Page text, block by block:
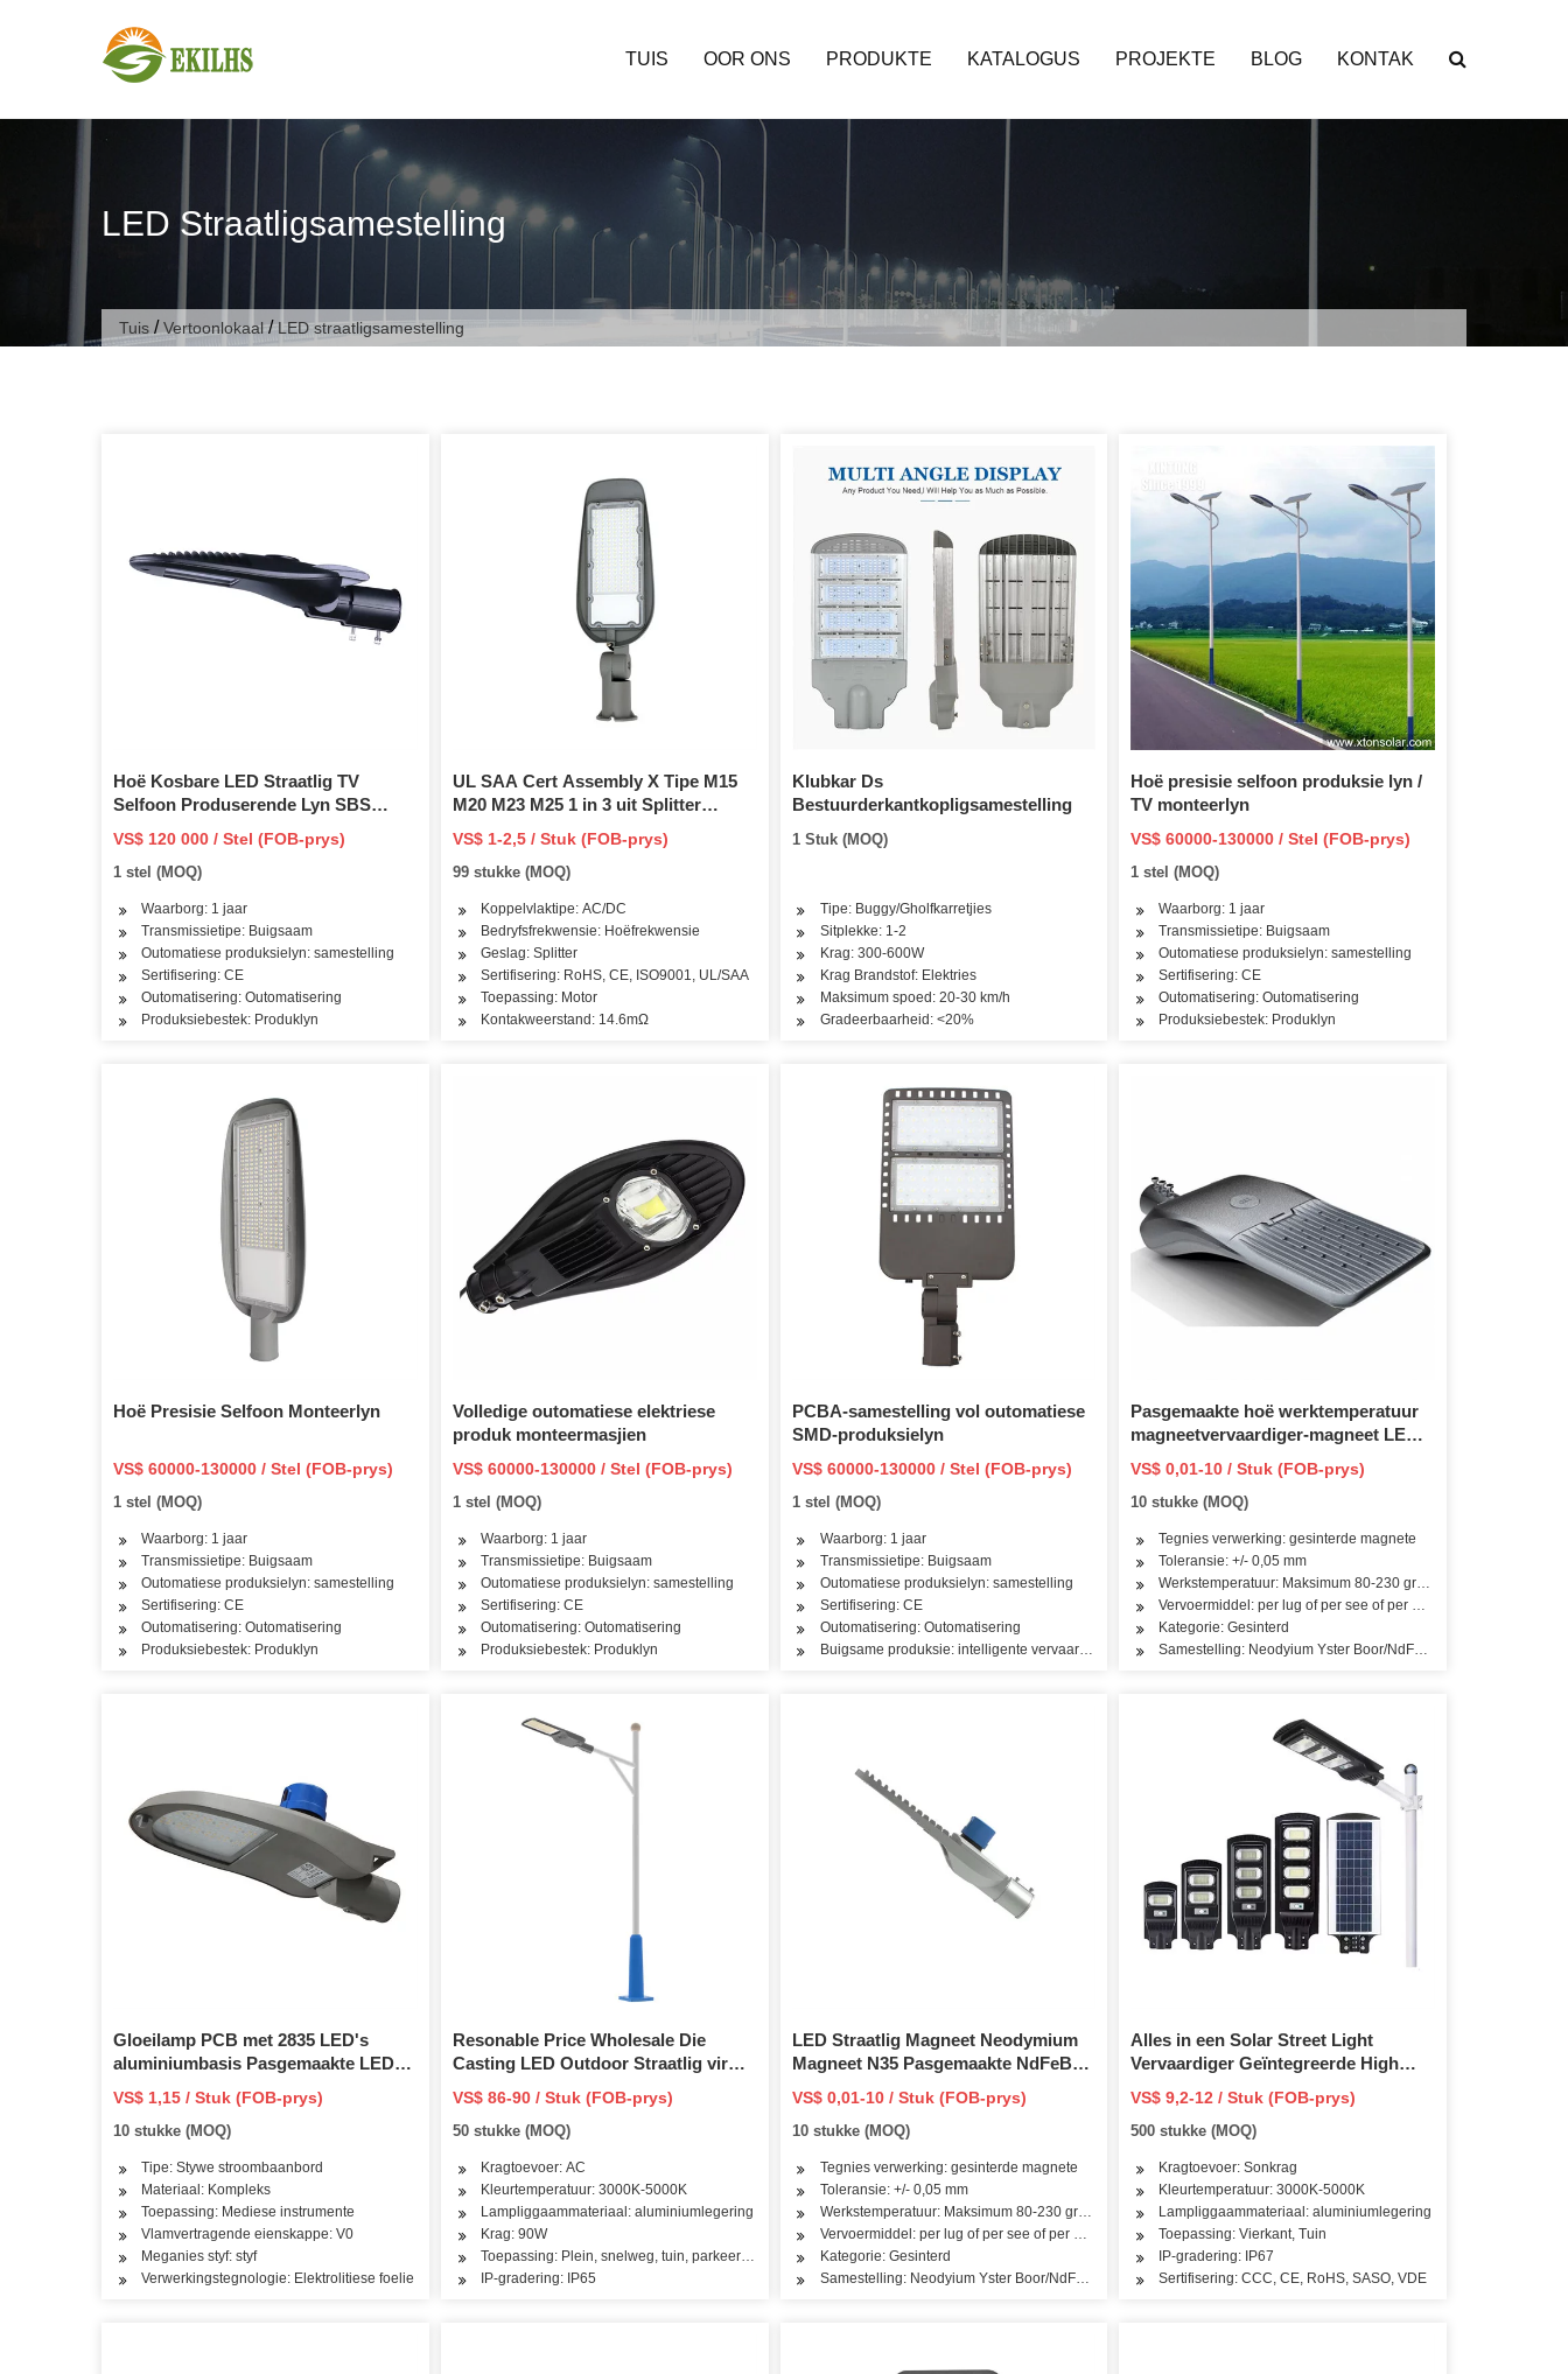
TUIS OOR ONS PRODUKTE KATALOGUS PROJEKTE BLOG KONTAK
LED Straatligsamestelling
Tuis /Vertoonlokaal/LED straatligsamestelling
Hoë Kosbare LED Straatlig TV
Selfoon Produserende Lyn SBS
Vervaardiging Masjinerie
Samestelling Bron Outomatiese Vol
gloeilamp vir en masjien
VS$ 120 000 / Stel (FOB-prys)
1 stel (MOQ)
Waarborg: 1 jaar
Transmissietipe: Buigsaam
Outomatiese produksielyn: samestelling
Sertifisering: CE
Outomatisering: Outomatisering
Produksiebestek: Produklyn
UL SAA Cert Assembly X Tipe M15
M20 M23 M25 1 in 3 uit Splitter
Kragkabel Waterdigte Connector
2/3/4 Pen vir Buite Tunnel Lig
Kragadapter Connector
VS$ 1-2,5 / Stuk (FOB-prys)
99 stukke (MOQ)
Koppelvlaktipe: AC/DC
Bedryfsfrekwensie: Hoëfrekwensie
Geslag: Splitter
Sertifisering: RoHS, CE, ISO9001, UL/SAA
Toepassing: Motor
Kontakweerstand: 14.6mΩ
Klubkar Ds
Bestuurderkantkopligsamestelling
1 Stuk (MOQ)
Tipe: Buggy/Gholfkarretjies
Sitplekke: 1-2
Krag: 300-600W
Krag Brandstof: Elektries
Maksimum spoed: 20-30 km/h
Gradeerbaarheid: <20%
Hoë presisie selfoon produksie lyn /
TV monteerlyn
VS$ 60000-130000 / Stel (FOB-prys)
1 stel (MOQ)
Waarborg: 1 jaar
Transmissietipe: Buigsaam
Outomatiese produksielyn: samestelling
Sertifisering: CE
Outomatisering: Outomatisering
Produksiebestek: Produklyn
Hoë Presisie Selfoon Monteerlyn
VS$ 60000-130000 / Stel (FOB-prys)
1 stel (MOQ)
Waarborg: 1 jaar
Transmissietipe: Buigsaam
Outomatiese produksielyn: samestelling
Sertifisering: CE
Outomatisering: Outomatisering
Produksiebestek: Produklyn
Volledige outomatiese elektriese
produk monteermasjien
VS$ 60000-130000 / Stel (FOB-prys)
1 stel (MOQ)
Waarborg: 1 jaar
Transmissietipe: Buigsaam
Outomatiese produksielyn: samestelling
Sertifisering: CE
Outomatisering: Outomatisering
Produksiebestek: Produklyn
PCBA-samestelling vol outomatiese
SMD-produksielyn
VS$ 60000-130000 / Stel (FOB-prys)
1 stel (MOQ)
Waarborg: 1 jaar
Transmissietipe: Buigsaam
Outomatiese produksielyn: samestelling
Sertifisering: CE
Outomatisering: Outomatisering
Buigsame produksie: intelligente vervaardiging
Pasgemaakte hoë werktemperatuur
magneetvervaardiger-magneet LED-
straatlig gebruik
VS$ 0,01-10 / Stuk (FOB-prys)
10 stukke (MOQ)
Tegnies verwerking: gesinterde magnete
Toleransie: +/- 0,05 mm
Werkstemperatuur: Maksimum 80-230 grade Celsius
Vervoermiddel: per lug of per see of per Express
Kategorie: Gesinterd
Samestelling: Neodyium Yster Boor/NdFeB Magneet
Gloeilamp PCB met 2835 LED's
aluminiumbasis Pasgemaakte LED
PCB-bord vir straatlig
VS$ 1,15 / Stuk (FOB-prys)
10 stukke (MOQ)
Tipe: Stywe stroombaanbord
Materiaal: Kompleks
Toepassing: Mediese instrumente
Vlamvertragende eienskappe: V0
Meganies styf: styf
Verwerkingstegnologie: Elektrolitiese foelie
Resonable Price Wholesale Die
Casting LED Outdoor Straatlig vir
Openbare Armatuur
VS$ 86-90 / Stuk (FOB-prys)
50 stukke (MOQ)
Kragtoevoer: AC
Kleurtemperatuur: 3000K-5000K
Lampliggaammateriaal: aluminiumlegering
Krag: 90W
Toepassing: Plein, snelweg, tuin, parkeerterrein, strate, kruispaaie, tonnels, parkeerterreine
IP-gradering: IP65
LED Straatlig Magneet Neodymium
Magneet N35 Pasgemaakte NdFeB
Magneet Vervaardiger
VS$ 0,01-10 / Stuk (FOB-prys)
10 stukke (MOQ)
Tegnies verwerking: gesinterde magnete
Toleransie: +/- 0,05 mm
Werkstemperatuur: Maksimum 80-230 grade Celsius
Vervoermiddel: per lug of per see of per Express
Kategorie: Gesinterd
Samestelling: Neodyium Yster Boor/NdFeB Magneet
Alles in een Solar Street Light
Vervaardiger Geïntegreerde High
Power Outdoor met Battery Street
Light
VS$ 9,2-12 / Stuk (FOB-prys)
500 stukke (MOQ)
Kragtoevoer: Sonkrag
Kleurtemperatuur: 3000K-5000K
Lampliggaammateriaal: aluminiumlegering
Toepassing: Vierkant, Tuin
IP-gradering: IP67
Sertifisering: CCC, CE, RoHS, SASO, VDE